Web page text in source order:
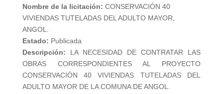
Nombre de la licitación: CONSERVACIÓN 40
VIVIENDAS TUTELADAS DEL ADULTO MAYOR,
ANGOL.
Estado: Publicada
Descripción: LA NECESIDAD DE CONTRATAR LAS
OBRAS CORRESPONDIENTES AL PROYECTO
CONSERVACIÓN 40 VIVIENDAS TUTELADAS DEL
ADULTO MAYOR DE LA COMUNA DE ANGOL.